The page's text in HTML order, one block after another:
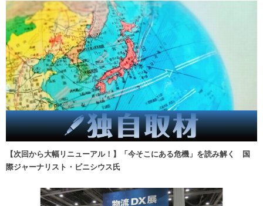
【次回から大幅リニューアル！】「今そこにある危機」を読み解く 国
際ジャーナリスト・ビニシウス氏